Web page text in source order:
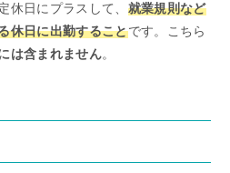
休日にプラスして、 就業規則など
休日に出勤することです。こちら
は含まれません。